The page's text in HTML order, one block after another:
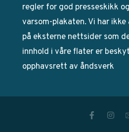
regler for god presseskikk
varsom-plakaten. Vi har
på eksterne nettsider som
innhold i våre flater er
opphavsrett av åndsverk